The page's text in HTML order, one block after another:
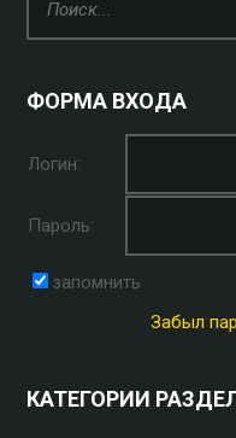
ФОРМА ВХОДА
Логин:
Пароль:
запомнить
Забыл
КАТЕГОРИИ